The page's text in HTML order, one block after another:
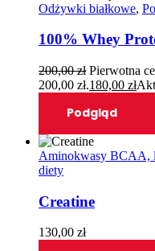
Odżywki białkowe,
100% Whey
200,00zł Pierwotna
200,00 zł.180,00 zł
Podgląd
Aminokwasy BCAA,
diety
Creatine
130,00 zł